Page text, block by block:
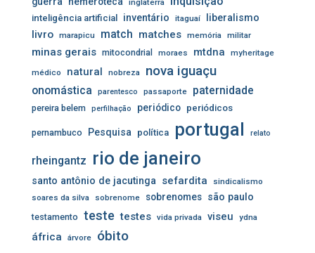
inglaterra
inteligência artificial inventário itaguaí liberalismo
livro marapicu match matches memória militar
minas gerais mitocondrial moraes mtdna
myheritage
médico
natural nobreza nova iguaçu
onomástica parentesco passaporte paternidade
pereira belem perfilhação periódico periódicos
pernambuco Pesquisa política portugal relato
rheingantz rio de janeiro
santo antônio de jacutinga sefardita
sindicalismo
soares da silva
sobrenome sobrenomes são paulo
testamento teste testes vida privada viseu ydna
áfrica árvore óbito